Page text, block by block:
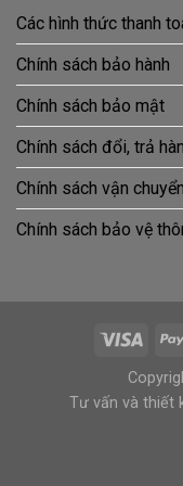
Các hình thức thanh
Chính sách bảo hành
Chính sách bảo mật
Chính sách đổi, trả
Chính sách vận chuyển
Chính sách bảo vệ
Tư vấn và thiết